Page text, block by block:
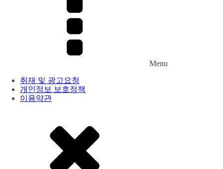
Menu
취재 및 광고요청
개인정보 보호정책
이용약관